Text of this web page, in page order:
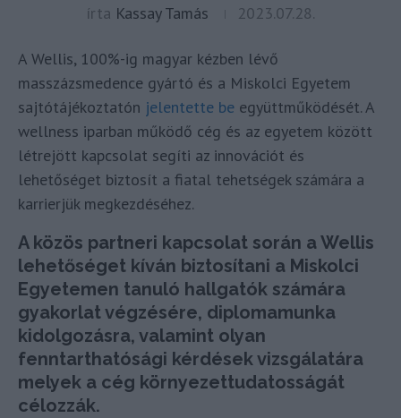
írta Kassay Tamás 2023.07.28.
A Wellis, 100%-ig magyar kézben lévő
masszázsmedence gyártó és a Miskolci Egyetem
sajtótájékoztatón jelentette be együttműködését. A
wellness iparban működő cég és az egyetem között
létrejött kapcsolat segíti az innovációt és
lehetőséget biztosít a fiatal tehetségek számára a
karrierjük megkezdéséhez.
A közös partneri kapcsolat során a Wellis
lehetőséget kíván biztosítani a Miskolci
Egyetemen tanuló hallgatók számára
gyakorlat végzésére, diplomamunka
kidolgozásra, valamint olyan
fenntarthatósági kérdések vizsgálatára
melyek a cég környezettudatosságát
célozzák.